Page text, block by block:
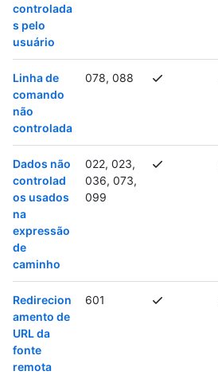
controlada
s pelo
usuário
Linha de
comando
não
controlada
078, 088
Dados não
controlad
os usados
na
expressão
de
caminho
022, 023,
036, 073,
099
Redirecion
amento de
URL da
fonte
remota
601